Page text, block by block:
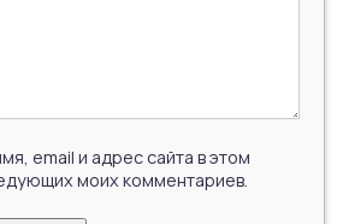
email и адрес сайта в этом
моих комментариев.